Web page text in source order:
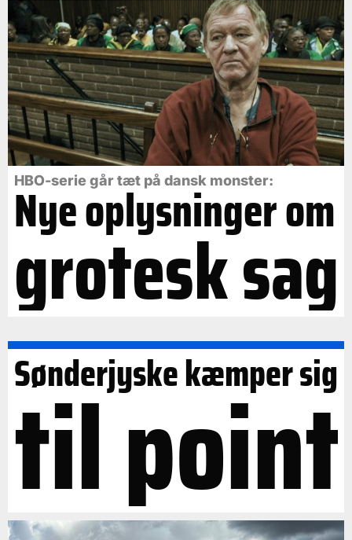
HBO-serie går tæt på dansk monster:
Nye oplysninger om
grotesk sag
Sønderjyske kæmper sig
til point